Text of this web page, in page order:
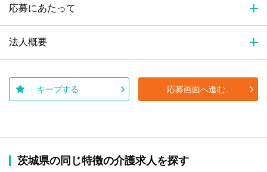
応募にあたって
法人概要
キープする 応募画面へ進む
茨城県の同じ特徴の介護求人を探す